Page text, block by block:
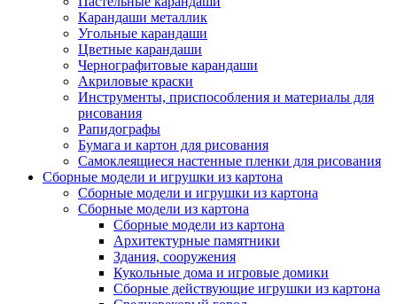
Карандаши металлик
Угольные карандаши
Цветные карандаши
Чернографитовые карандаши
Акриловые краски
Инструменты, приспособления и материалы для
рисования
Рапидографы
Бумага и картон для рисования
Самоклеящиеся настенные пленки для рисования
Сборные модели и игрушки из картона
Сборные модели и игрушки из картона
Сборные модели из картона
Сборные модели из картона
Архитектурные памятники
Здания, сооружения
Кукольные дома и игровые домики
Сборные действующие игрушки из картона